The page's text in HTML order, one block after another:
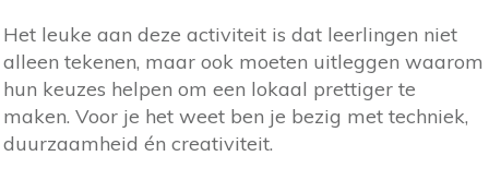
Het leuke aan deze activiteit is dat leerlingen niet
alleen tekenen, maar ook moeten uitleggen waarom
hun keuzes helpen om een lokaal prettiger te
maken. Voor je het weet ben je bezig met techniek,
duurzaamheid én creativiteit.